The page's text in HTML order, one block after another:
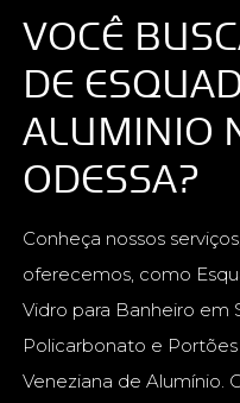
VOCÊ
DE
ALUMINIO
ODESSA?
Conheça nossos
oferecemos, como
Vidro para Banheiro em
Policarbonato e
Veneziana de Alumínio.